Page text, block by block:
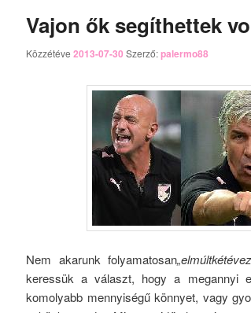
Vajon ők segíthettek
Közzétéve 2013-07-30 Szerző:palermo88
Nem akarunk folyamatosan
keressük a választ, hogy a megannyi
komolyabb mennyiségű könnyet, vagy